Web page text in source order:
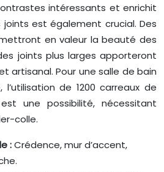
intéressants et enrichit
joints est également crucial. Des
en valeur la beauté des
joints plus larges apporteront
artisanal. Pour une salle de bain
l’utilisation de 1200 carreaux de
une possibilité, nécessitant
colle.
:Crédence, mur d’accent,